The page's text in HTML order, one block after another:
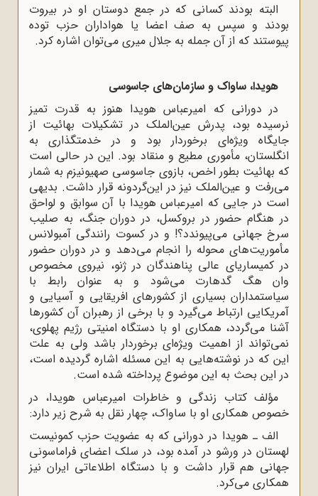
البته بودند کسانى که در جمع دوستان او در بیروت
بودند و سپس به صف اعضا یا هواداران حزب توده
پیوستند که از آن جمله به جلال میرى مى‌توان اشاره کرد.
هویدا، ساواک و سازمان‌هاى جاسوسى
در دورانى که امیرعباس هویدا هنوز به قدرت تمیز
نرسیده بود، پدرش عین‌الملک در تشکیلات بهائیت از
جایگاه ویژه‌اى برخوردار بود و در خدمتگذارى به
انگلستان، مأمورى مطیع و منقاد بود. این در حالى است
که بهائیت بطور اخص، بازوى جاسوسى صهیونیزم به شمار
مى‌رفت و عین‌الملک نیز در این‌گردونه قرار داشت. بدیهى
است در جایى که امیرعباس هویدا با آن سوابق و لواحق
در هنگام حضور در بروکسل، در دوران جنگ، به صلیب
سرخ جهانى مى‌پیوندد؟! و در کسوت رانندگى آمبولانس
مأموریت‌هاى محوله را انجام می‌دهد و در دوران حضور
در کمیساریاى عالى پناهندگان در ژنو، نیروى مخصوص
وان هگ گدهارت مى‌شود و به عنوان رابط با
سیاستمداران بسیارى از کشورهاى افریقایى و آسیایى و
آمریکایى ارتباط مى‌گیرد و با برخى از رهبران آن کشورها
آشنا مى‌گردد، همکارى او با دستگاه امنیتى رژیم پهلوى،
نمى‌تواند از اهمیت ویژه‌اى برخوردار باشد ولى به علت
این که در نوشته‌هایى به این مسئله اشاره گردیده است،
در این بحث به این موضوع پرداخته شده است.
مؤلف کتاب زندگى و خاطرات امیرعباس هویدا، در
خصوص همکارى او با ساواک، چهار نقل به شرح زیر دارد:
الف ـ هویدا در دورانى که به عضویت حزب کمونیست
لهستان در ورشو در آمده بود، در سلک اعضاى فراماسونى
جهانى هم قرار داشت و با دستگاه اطلاعاتى ایران نیز
همکارى مى‌کرد.